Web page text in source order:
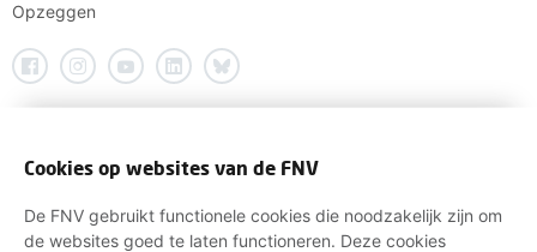
Opzeggen
Cookies op websites van de FNV
De FNV gebruikt functionele cookies die noodzakelijk zijn om
de websites goed te laten functioneren. Deze cookies